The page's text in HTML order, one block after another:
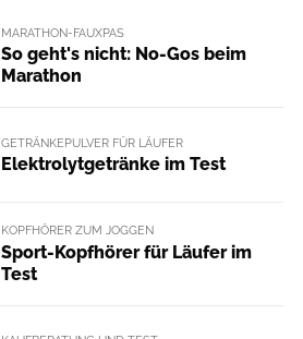
MARATHON-FAUXPAS
So geht's nicht: No-Gos beim
Marathon
GETRÄNKEPULVER FÜR LÄUFER
Elektrolytgetränke im Test
KOPFHÖRER ZUM JOGGEN
Sport-Kopfhörer für Läufer im
Test